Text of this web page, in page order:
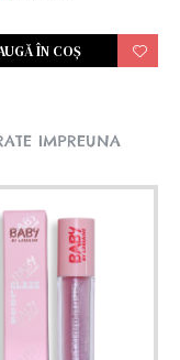
ÎN COŞ
IMPREUNA